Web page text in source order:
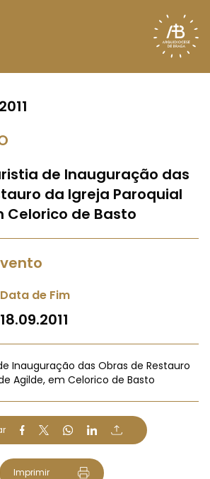
de Inauguração das
da Igreja Paroquial
Celorico de Basto
Data de Fim
18.09.2011
Inauguração das Obras de Restauro
Agilde, em Celorico de Basto
Imprimir